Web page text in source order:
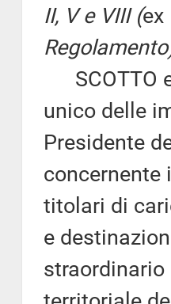
II, V e VIII (ex
SCOTTO
unico delle
Presidente
concernente
titolari di
e